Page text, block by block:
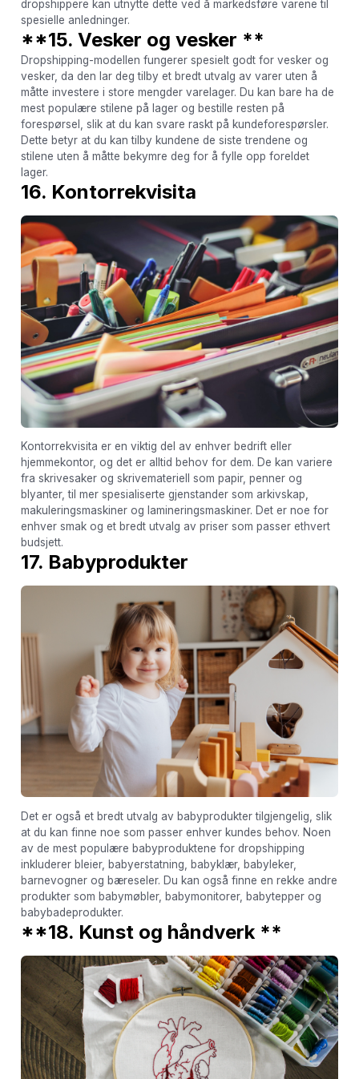
dropshippere kan utnytte dette ved å markedsføre varene til
spesielle anledninger.
**15. Vesker og vesker **
Dropshipping-modellen fungerer spesielt godt for vesker og
vesker, da den lar deg tilby et bredt utvalg av varer uten å
måtte investere i store mengder varelager. Du kan bare ha de
mest populære stilene på lager og bestille resten på
forespørsel, slik at du kan svare raskt på kundeforespørsler.
Dette betyr at du kan tilby kundene de siste trendene og
stilene uten å måtte bekymre deg for å fylle opp foreldet
lager.
16. Kontorrekvisita
Kontorrekvisita er en viktig del av enhver bedrift eller
hjemmekontor, og det er alltid behov for dem. De kan variere
fra skrivesaker og skrivemateriell som papir, penner og
blyanter, til mer spesialiserte gjenstander som arkivskap,
makuleringsmaskiner og lamineringsmaskiner. Det er noe for
enhver smak og et bredt utvalg av priser som passer ethvert
budsjett.
17. Babyprodukter
Det er også et bredt utvalg av babyprodukter tilgjengelig, slik
at du kan finne noe som passer enhver kundes behov. Noen
av de mest populære babyproduktene for dropshipping
inkluderer bleier, babyerstatning, babyklær, babyleker,
barnevogner og bæreseler. Du kan også finne en rekke andre
produkter som babymøbler, babymonitorer, babytepper og
babybadeprodukter.
**18. Kunst og håndverk **